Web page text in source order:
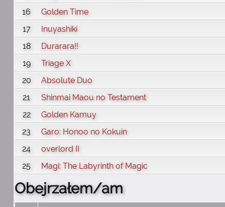
16
Golden Time
17
Inuyashiki
18
Durarara!!
19
Triage X
20
Absolute Duo
21
Shinmai Maou no Testament
22
Golden Kamuy
23
Garo: Honoo no Kokuin
24
overlord II
25
Magi: The Labyrinth of Magic
Obejrzałem/am